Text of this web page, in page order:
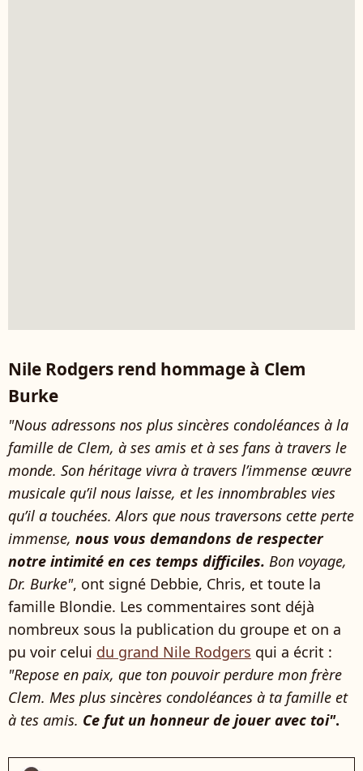
Nile Rodgers rend hommage à Clem
Burke
"Nous adressons nos plus sincères condoléances à la
famille de Clem, à ses amis et à ses fans à travers le
monde. Son héritage vivra à travers l’immense œuvre
musicale qu’il nous laisse, et les innombrables vies
qu’il a touchées. Alors que nous traversons cette perte
immense, nous vous demandons de respecter
notre intimité en ces temps difficiles. Bon voyage,
Dr. Burke", ont signé Debbie, Chris, et toute la
famille Blondie. Les commentaires sont déjà
nombreux sous la publication du groupe et on a
pu voir celui du grand Nile Rodgers qui a écrit :
"Repose en paix, que ton pouvoir perdure mon frère
Clem. Mes plus sincères condoléances à ta famille et
à tes amis. Ce fut un honneur de jouer avec toi".